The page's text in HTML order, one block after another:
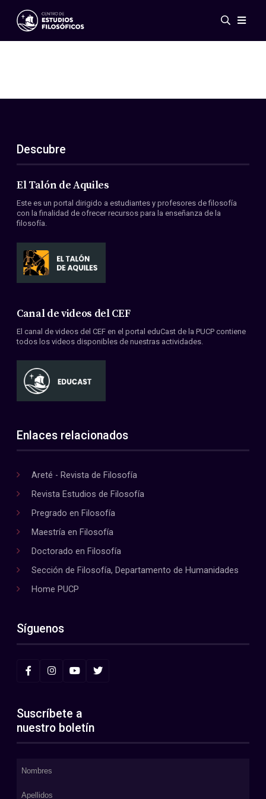
Eventos
ES
EN
Acerca de nosotros
Miembros
Convenios
Descubre
El Talón de Aquiles
Este es un portal dirigido a estudiantes y profesores de filosofía
con la finalidad de ofrecer recursos para la enseñanza de la
filosofía.
Canal de videos del CEF
El canal de videos del CEF en el portal eduCast de la PUCP contiene
todos los videos disponibles de nuestras actividades.
Enlaces relacionados
Areté - Revista de Filosofía
Revista Estudios de Filosofía
Pregrado en Filosofía
Maestría en Filosofía
Doctorado en Filosofía
Sección de Filosofía, Departamento de Humanidades
Home PUCP
Síguenos
Suscríbete a
nuestro boletín